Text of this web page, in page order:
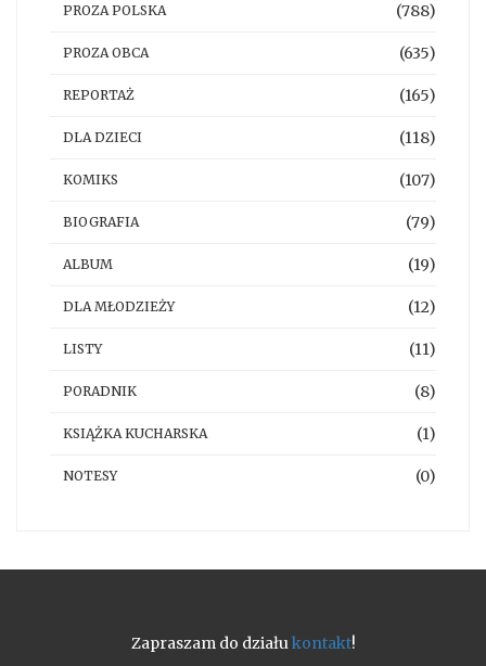
PROZA POLSKA (788)
PROZA OBCA (635)
REPORTAŻ (165)
DLA DZIECI (118)
KOMIKS (107)
BIOGRAFIA (79)
ALBUM (19)
DLA MŁODZIEŻY (12)
LISTY (11)
PORADNIK (8)
KSIĄŻKA KUCHARSKA (1)
NOTESY (0)
Zapraszam do działukontakt!